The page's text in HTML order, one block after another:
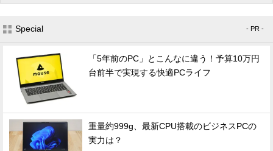
Special - PR -
「5年前のPC」とこんなに違う！予算10万円
台前半で実現する快適PCライフ
重量約999g、最新CPU搭載のビジネスPCの
実力は？